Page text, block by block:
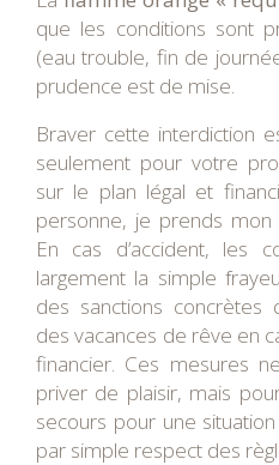
que les conditions sont
(eau trouble, fin de
prudence est de mise.
Braver cette interdiction
seulement pour votre
sur le plan légal et
personne, je prends
En cas d’accident, les
largement la simple
des sanctions concrètes
des vacances de rêve en
financier. Ces mesures
priver de plaisir, mais
secours pour une
par simple respect des